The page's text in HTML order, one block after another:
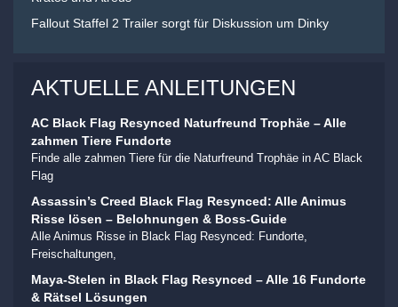
Fallout Staffel 2 Trailer sorgt für Diskussion um Dinky
AKTUELLE ANLEITUNGEN
AC Black Flag Resynced Naturfreund Trophäe – Alle
zahmen Tiere Fundorte
Finde alle zahmen Tiere für die Naturfreund Trophäe in AC Black
Flag
Assassin’s Creed Black Flag Resynced: Alle Animus
Risse lösen – Belohnungen & Boss-Guide
Alle Animus Risse in Black Flag Resynced: Fundorte,
Freischaltungen,
Maya-Stelen in Black Flag Resynced – Alle 16 Fundorte
& Rätsel Lösungen